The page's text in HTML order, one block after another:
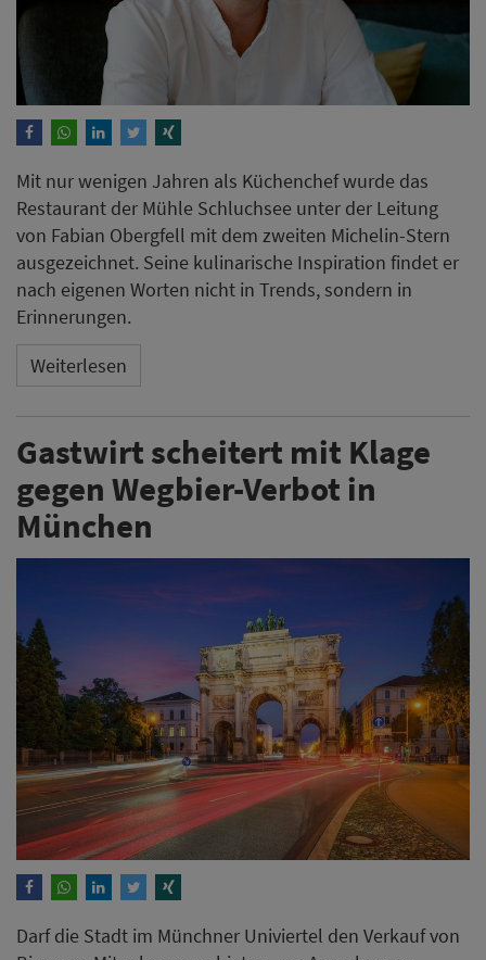
Mit nur wenigen Jahren als Küchenchef wurde das
Restaurant der Mühle Schluchsee unter der Leitung
von Fabian Obergfell mit dem zweiten Michelin-Stern
ausgezeichnet. Seine kulinarische Inspiration findet er
nach eigenen Worten nicht in Trends, sondern in
Erinnerungen.
Weiterlesen
Gastwirt scheitert mit Klage
gegen Wegbier-Verbot in
München
Darf die Stadt im Münchner Univiertel den Verkauf von